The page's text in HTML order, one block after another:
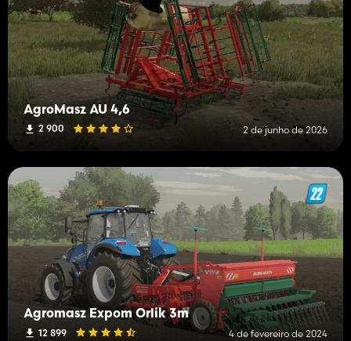
AgroMasz AU 4,6
2 900 2 de junho de 2026
Agromasz Expom Orlik 3m
12 899 4 de fevereiro de 2024